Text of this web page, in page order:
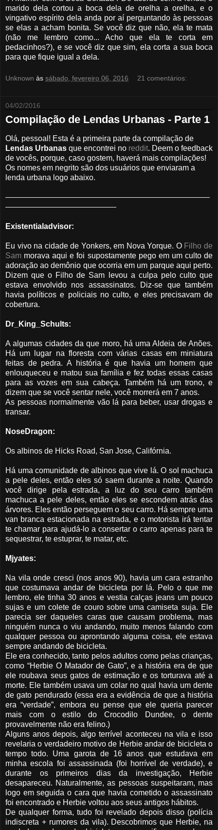
marido dela cortou a boca dela de orelha a orelha, e o
vingativo espírito dela anda por aí perguntando às pessoas
se elas a acham bonita. Se você diz que não, ela te mata
(não me lembro como... Acho que ela te corta em
pedacinhos?), e se você diz que sim, ela corta a sua boca
para que fique igual a dela.
Unknown às sábado, fevereiro 06, 2016 21 comentários:
04/02/2016
Compilação de Lendas Urbanas - Parte 1
Olá, pessoal! Esta é a primeira parte da compilação de
Lendas Urbanas que encontrei no reddit. Deem o feedback
de vocês, porque, caso gostem, haverá mais compilações!
Os nomes em negrito são dos usuários que enviaram a
lenda urbana logo abaixo.
Existentialadvisor:
Eu vivo na cidade de Yonkers, em Nova Yorque. O Filho de
Sam morava aqui e foi supostamente pego em um culto de
adoração ao demônio que ocorria em um parque aqui perto.
Dizem que o Filho de Sam levou a culpa pelo culto que
estava envolvido nos assassinatos. Diz-se que também
havia políticos e policiais no culto, e eles precisavam de
cobertura.
Dr_King_Schults:
A algumas cidades da que moro, há uma Aldeia de Anões.
Há um lugar na floresta com várias casas em miniatura
feitas de pedra. A história é que havia um homem que
enlouqueceu e matou sua família e fez todas essas casas
para as vozes em sua cabeça. Também há um trono, e
dizem que se você sentar nele, você morrerá em 7 anos.
As pessoas normalmente vão lá para beber, usar drogas e
transar.
NoseDragon:
Os albinos de Hicks Road, San Jose, Califórnia.
Há uma comunidade de albinos que vive lá. O sol machuca
a pele deles, então eles só saem durante a noite. Quando
você dirige pela estrada, a luz do seu carro também
machuca a pele deles, então eles se escondem atrás das
árvores. Eles então perseguem o seu carro. Há sempre uma
van branca estacionada na estrada, e o motorista irá tentar
te chamar para ajudá-lo a consertar o carro apenas para te
sequestrar, te estuprar, te matar, etc.
Mjyates:
Na vila onde cresci (nos anos 90), havia um cara estranho
que costumava andar de bicicleta por lá. Pelo o que me
lembro, ele tinha 30 anos e vestia calças jeans um pouco
sujas e um colete de couro sobre uma camiseta suja. Ele
parecia ser daqueles caras que causam problema, mas
ninguém nunca o viu andando, muito menos falando com
qualquer pessoa ou aprontando alguma coisa, ele estava
sempre andando de bicicleta.
Ele era conhecido, tanto pelos adultos como pelas crianças,
como “Herbie O Matador de Gato”, e a história era de que
ele roubava seus gatos de estimação e os torturava até a
morte. Ele também usava um colar no qual havia um dente
de gato pendurado (essa era a evidência de que a história
era “verdade”, embora eu pense que ele queria parecer
mais com o estilo do Crocodilo Dundee, o dente
provavelmente não era felino.)
Alguns anos depois, algo terrível aconteceu na vila e isso
revelaria o verdadeiro motivo de Herbie andar de bicicleta o
tempo todo. Uma garota de 16 anos que estudava em
minha escola foi assassinada (foi horrível de verdade), e
durante os primeiros dias da investigação, Herbie
desapareceu. Naturalmente, as pessoas suspeitaram, mas
logo em seguida o cara que havia cometido o assassinato
foi encontrado e Herbie voltou aos seus antigos hábitos.
De qualquer forma, tudo foi revelado depois disso (polícia
indiscreta + rumores da vila). Descobrimos que Herbie, na